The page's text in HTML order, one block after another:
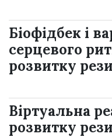
Біофідбек і
серцевого
розвитку
Віртуальна
розвитку